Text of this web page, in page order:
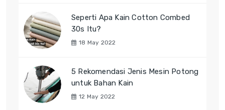
Seperti Apa Kain Cotton Combed
30s Itu?
18 May 2022
5 Rekomendasi Jenis Mesin Potong
untuk Bahan Kain
12 May 2022